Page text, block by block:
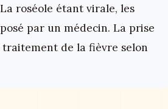
roséole étant virale, les
par un médecin. La prise
de la fièvre selon